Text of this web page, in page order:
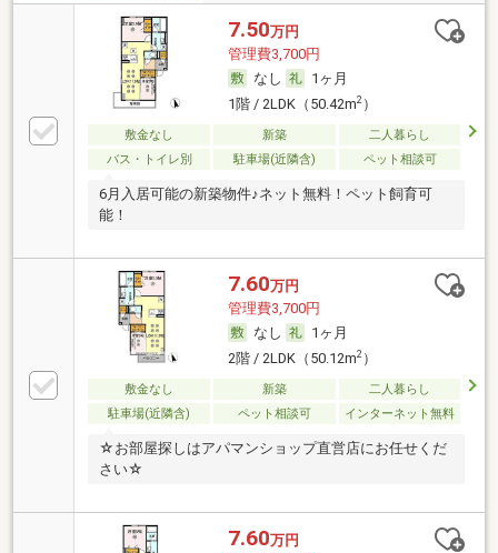
7.50万円
管理費3,700円
なし
1ヶ月
1階 / 2LDK（50.42m2）
敷金なし 新築
二人暮らし
バス・トイレ別
駐車場(近隣含) ペット相談可
6月入居可能の新築物件♪ネット無料！ペット飼育可
能！
7.60万円
管理費3,700円
なし
1ヶ月
2階 / 2LDK（50.12m2）
敷金なし 新築
二人暮らし
駐車場(近隣含)
ペット相談可 インターネット無料
☆お部屋探しはアパマンショップ直営店にお任せくだ
さい☆
7.60万円